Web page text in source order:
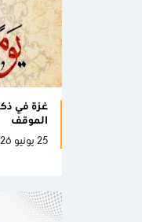
غزة في
الموقف
25 يونيو 2026